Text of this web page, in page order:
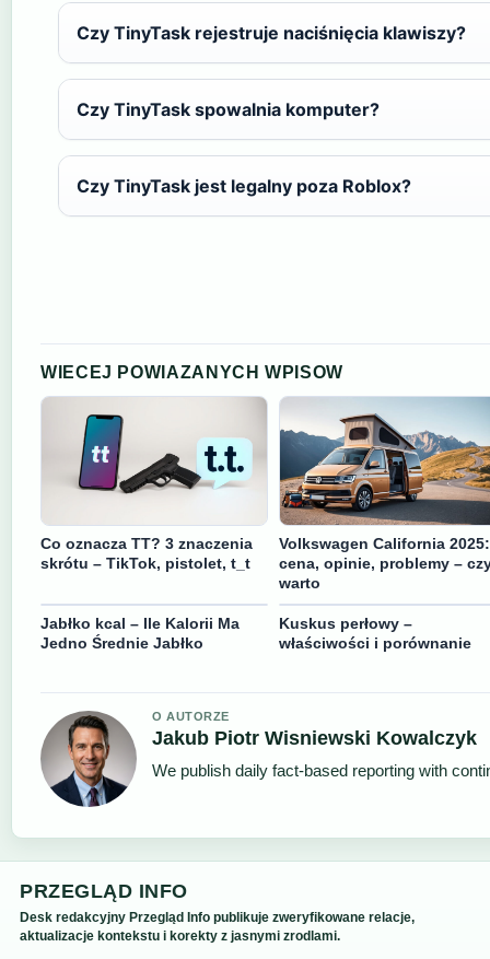
Czy TinyTask rejestruje naciśnięcia klawiszy?
Czy TinyTask spowalnia komputer?
Czy TinyTask jest legalny poza Roblox?
WIECEJ POWIAZANYCH WPISOW
Co oznacza TT? 3 znaczenia
skrótu – TikTok, pistolet, t_t
Volkswagen California 2025:
cena, opinie, problemy –
warto
Jabłko kcal – Ile Kalorii Ma
Jedno Średnie Jabłko
Kuskus perłowy –
właściwości i porównanie
O AUTORZE
Jakub Piotr Wisniewski Kowalczyk
We publish daily fact-based reporting with
PRZEGLĄD INFO
Desk redakcyjny Przegląd Info publikuje zweryfikowane relacje,
aktualizacje kontekstu i korekty z jasnymi zrodlami.